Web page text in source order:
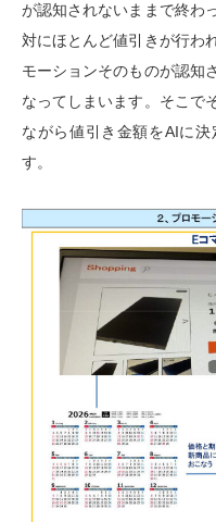
が認知されないままで終わ
対にほとんど値引きが行わ
モーションそのものが認知
なってしまいます。そこで
ながら値引き金額をAIに
す。